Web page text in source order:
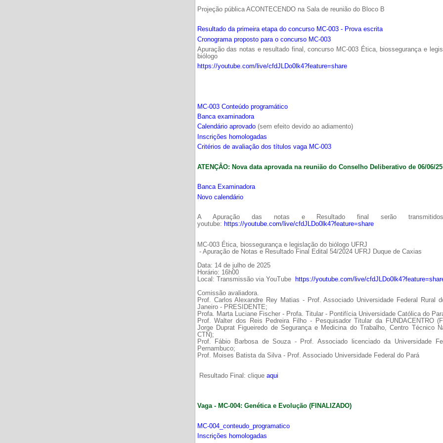
Projeção pública ACONTECENDO na Sala de reunião do Bloco B
Resultado da primeira etapa do concurso MC-003 - Prova escrita
Cronograma proposto para o concurso MC-003
Apuração das notas e resultado final, concurso MC-003 Ética, biossegurança e
biólogo
https://youtube.com/live/cfdJLDo0lk4?feature=share
MC-003 Conteúdo programático
Banca examinadora
Calendário aprovado(sem efeito devido ao adiamento)
Inscrições homologadas
Critérios de avaliação dos títulos vaga MC-003
ATENÇÂO: Nova data aprovada na reunião do Conselho Deliberativo de 06/06/25
Banca Examinadora
Novo calendário
A Apuração das notas e Resultado final serão
youtube: https://youtube.com/live/cfdJLDo0lk4?feature=share
MC-003 Ética, biossegurança e legislação do biólogo UFRJ
- Apuração de Notas e Resultado Final Edital 54/2024 UFRJ Duque de Caxias
Data: 14 de julho de 2025
Horário: 16h00
Local: Transmissão via YouTube
https://youtube.com/live/
Comissão avaliadora.
Prof. Carlos Alexandre Rey Matias - Prof. Associado Universidade Federal Rural
Janeiro - PRESIDENTE;
Profa. Marta Luciane Fischer - Profa. Titular - Pontifícia Universidade Católica do
Prof. Walter dos Reis Pedreira Filho - Pesquisador Titular da FUNDACENTRO
Jorge Duprat Figueiredo de Segurança e Medicina do Trabalho, Centro Técnico
CTN);
Prof. Fábio Barbosa de Souza - Prof. Associado licenciado da Universidade
Pernambuco;
Prof. Moises Batista da Silva - Prof. Associado Universidade Federal do Pará
Resultado Final: clique aqui
Vaga - MC-004: Genética e Evolução (FINALIZADO)
MC-004_conteudo_programatico
Inscrições homologadas